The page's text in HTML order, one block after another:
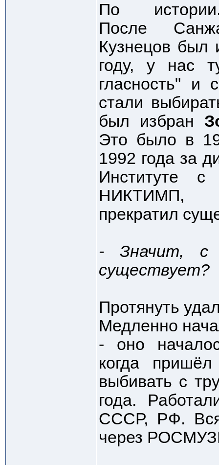
По
После
Кузнецов был
году, у нас
гласность" и
стали
был избран
Это было в
1992 года за
Институте
прекратил
- Значит, с
существует?
Протянуть
Медленно
- оно
когда
выбивать с
года.
СССР, РФ.
через